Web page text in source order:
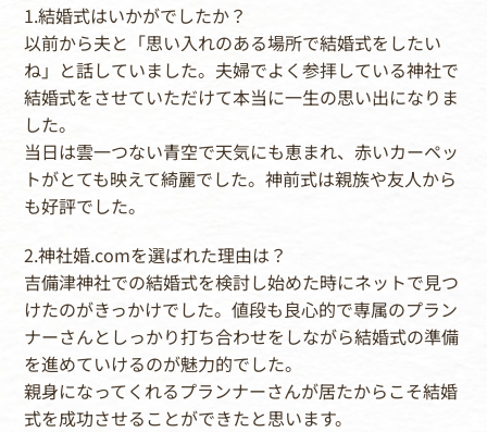
1.結婚式はいかがでしたか？
以前から夫と「思い入れのある場所で結婚式をしたい
ね」と話していました。夫婦でよく参拝している神社で
結婚式をさせていただけて本当に一生の思い出になりま
した。
当日は雲一つない青空で天気にも恵まれ、赤いカーペッ
トがとても映えて綺麗でした。神前式は親族や友人から
も好評でした。
2.神社婚.comを選ばれた理由は？
吉備津神社での結婚式を検討し始めた時にネットで見つ
けたのがきっかけでした。値段も良心的で専属のプラン
ナーさんとしっかり打ち合わせをしながら結婚式の準備
を進めていけるのが魅力的でした。
親身になってくれるプランナーさんが居たからこそ結婚
式を成功させることができたと思います。